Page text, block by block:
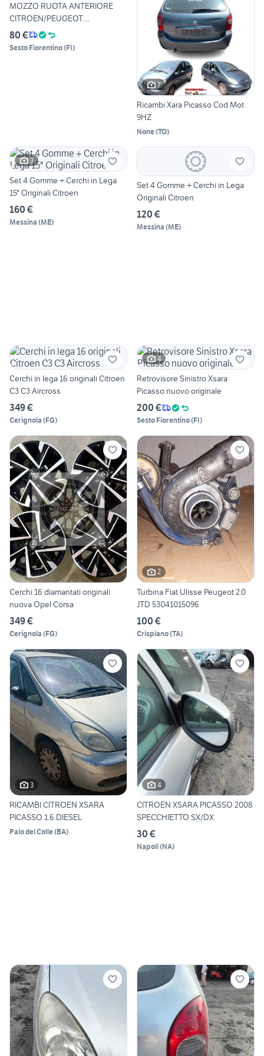
MOZZO RUOTA ANTERIORE
CITROEN/PEUGEOT
0000330785
80 €
Sesto Fiorentino(FI)
7
Ricambi Xara Picasso Cod Mot
9HZ
None(TO)
3
Set 4 Gomme + Cerchi in Lega
15" Originali Citroen
160 €
Messina (ME)
Set 4 Gomme + Cerchi in Lega
Originali Citroen
120 €
Messina (ME)
Cerchi in lega 16 originali Citroen
C3 C3 Aircross
349 €
Cerignola (FG)
4
Retrovisore Sinistro Xsara
Picasso nuovo originale
200 €
Sesto Fiorentino(FI)
Cerchi 16 diamantati originali
nuova Opel Corsa
349 €
Cerignola (FG)
2
Turbina Fiat Ulisse Peugeot 2.0
JTD 53041015096
100 €
Crispiano(TA)
3
RICAMBI CITROEN XSARA
PICASSO 1.6 DIESEL
Palo del Colle(BA)
4
CITROEN XSARA PICASSO 2008
SPECCHIETTO SX/DX
30 €
Napoli(NA)